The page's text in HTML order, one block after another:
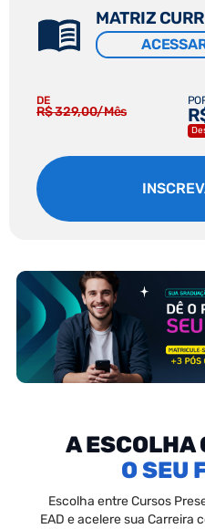
MATRIZ
DE
R$ 329,00/Mês
A ESCOLHA
SEU
Escolha entre Cursos
EAD e acelere sua Carreira